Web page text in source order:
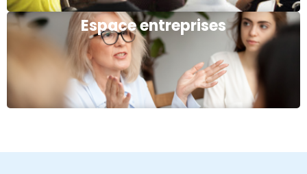
Espace entreprises